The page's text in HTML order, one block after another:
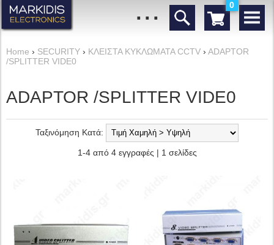
0
...
Home › SECURITY › ΚΛΕΙΣΤΑ ΚΥΚΛΩΜΑΤΑ CCTV › ADAPTOR
/SPLITTER VIDE0
ADAPTOR /SPLITTER VIDE0
Ταξινόμηση Κατά:
1-4 από 4 εγγραφές | 1 σελίδες